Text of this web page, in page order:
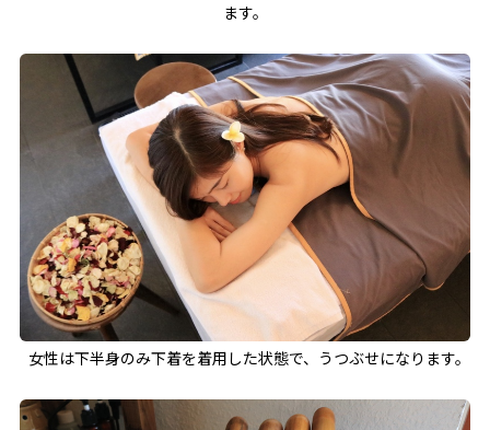
ます。
女性は下半身のみ下着を着用した状態で、うつぶせになります。